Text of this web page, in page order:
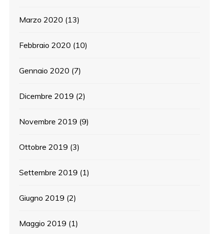
Marzo 2020 (13)
Febbraio 2020 (10)
Gennaio 2020 (7)
Dicembre 2019 (2)
Novembre 2019 (9)
Ottobre 2019 (3)
Settembre 2019 (1)
Giugno 2019 (2)
Maggio 2019 (1)